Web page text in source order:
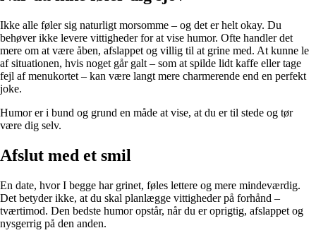
Ikke alle føler sig naturligt morsomme – og det er helt okay. Du
behøver ikke levere vittigheder for at vise humor. Ofte handler det
mere om at være åben, afslappet og villig til at grine med. At kunne le
af situationen, hvis noget går galt – som at spilde lidt kaffe eller tage
fejl af menukortet – kan være langt mere charmerende end en perfekt
joke.
Humor er i bund og grund en måde at vise, at du er til stede og tør
være dig selv.
Afslut med et smil
En date, hvor I begge har grinet, føles lettere og mere mindeværdig.
Det betyder ikke, at du skal planlægge vittigheder på forhånd –
tværtimod. Den bedste humor opstår, når du er oprigtig, afslappet og
nysgerrig på den anden.